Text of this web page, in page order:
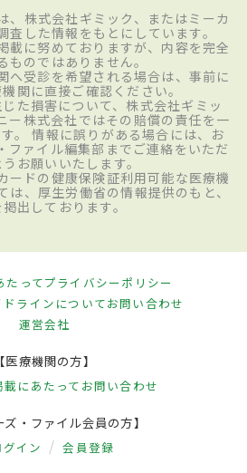
、株式会社ギミック、またはミーカ
査した情報をもとにしています。
載に努めておりますが、内容を完全
ものではありません。
へ受診を希望される場合は、事前に
関に直接ご確認ください。
た損害について、株式会社ギミッ
ー株式会社ではその賠償の責任を一
。 情報に誤りがある場合には、お
ファイル編集部までご連絡をいただ
お願いいたします。
ードの健康保険証利用可能な医療機
は、厚生労働省の情報提供のもと、
出しております。
たってプライバシーポリシー
ラインについてお問い合わせ
運営会社
【医療機関の方】
載にあたって お問い合わせ
ズ・ファイル会員の方】
グイン 会員登録